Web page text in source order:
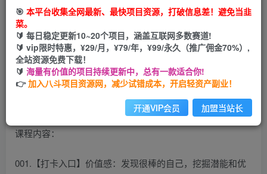
立即购买
提升价值感，挖掘潜能和优势，发现很棒的自己
课程内容：
001.【打卡入口】价值感：发现很棒的自己，挖掘潜能和优
🎯 本平台收集全网最新、最快项目资源，打破信息差！避免当韭
菜。
🔰 每日稳定更新10~20个项目，涵盖互联网多数赛道!
🔰 vip限时特惠，¥29/月，¥79/年，¥99/永久（推广佣金70%）,
全站资源免费下载！
🔰 海量有价值的项目持续更新中，总有一款适合你!
👉加入八斗项目资源网，减少试错成本，开启轻资产副业！
开通VIP会员 加盟当站长